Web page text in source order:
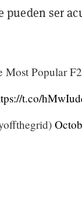
pueden ser
Popular
t.co/